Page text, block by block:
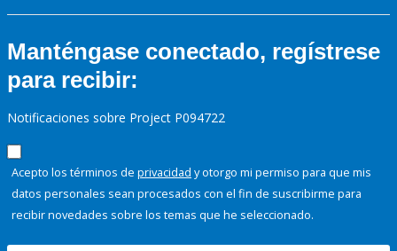
Manténgase conectado, regístrese
para recibir:
Notificaciones sobre Project P094722
Acepto los términos de privacidad y otorgo mi permiso para que mis
datos personales sean procesados con el fin de suscribirme para
recibir novedades sobre los temas que he seleccionado.